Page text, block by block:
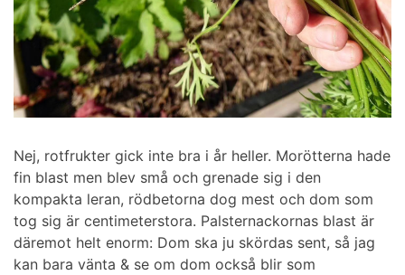
Nej, rotfrukter gick inte bra i år heller. Morötterna hade
fin blast men blev små och grenade sig i den
kompakta leran, rödbetorna dog mest och dom som
tog sig är centimeterstora. Palsternackornas blast är
däremot helt enorm: Dom ska ju skördas sent, så jag
kan bara vänta & se om dom också blir som